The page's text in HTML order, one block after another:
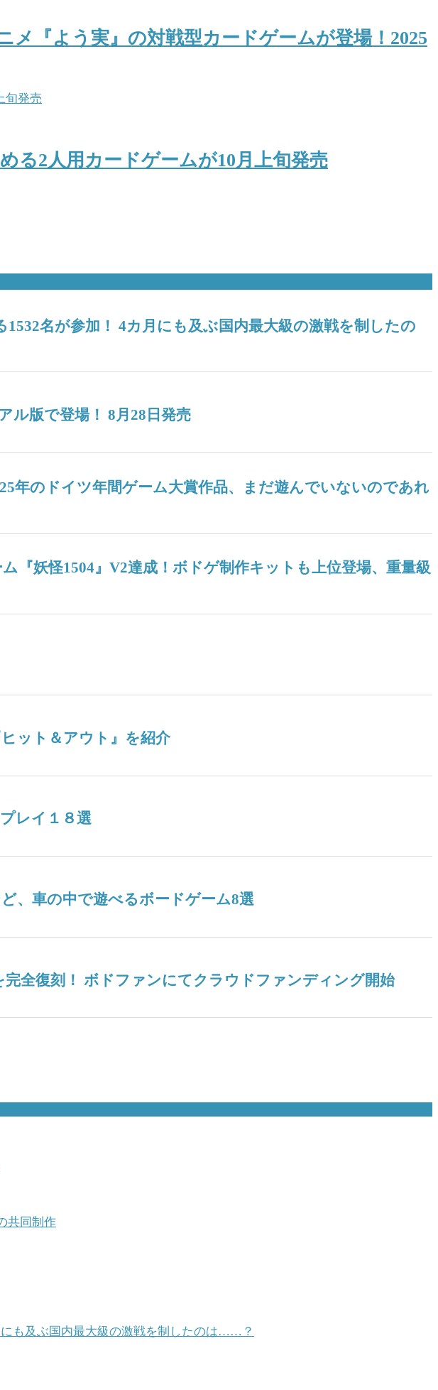
『よう実』の対戦型カードゲームが登場！2025
る2人用カードゲームが10月上旬発売
名が参加！ 4カ月にも及ぶ国内最大級の激戦を制したの
ル版で登場！ 8月28日発売
年のドイツ年間ゲーム大賞作品、まだ遊んでいないのであれ
『妖怪1504』V2達成！ボドゲ制作キットも上位登場、重量級
ット＆アウト』を紹介
レイ１８選
、車の中で遊べるボードゲーム8選
全復刻！ ボドファンにてクラウドファンディング開始
共同制作
にも及ぶ国内最大級の激戦を制したのは……？